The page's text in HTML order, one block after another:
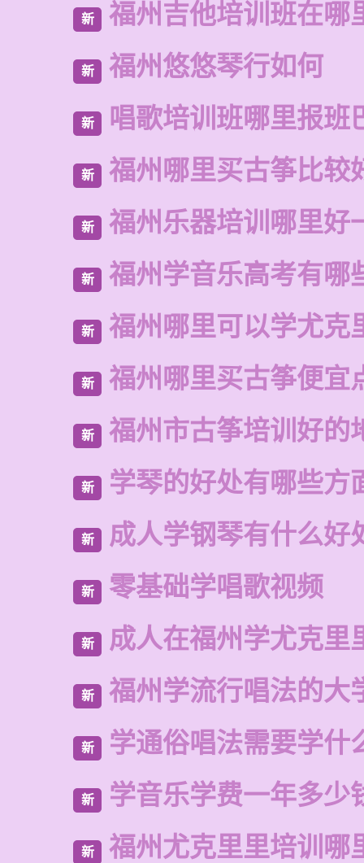
新 福州吉他培训班在哪
新 福州悠悠琴行如何
新 唱歌培训班哪里报班
新 福州哪里买古筝比较
新 福州乐器培训哪里好
新 福州学音乐高考有哪
新 福州哪里可以学尤克
新 福州哪里买古筝便宜
新 福州市古筝培训好的
新 学琴的好处有哪些方
新 成人学钢琴有什么好
新 零基础学唱歌视频
新 成人在福州学尤克里
新 福州学流行唱法的大
新 学通俗唱法需要学什
新 学音乐学费一年多少
新 福州尤克里里培训哪